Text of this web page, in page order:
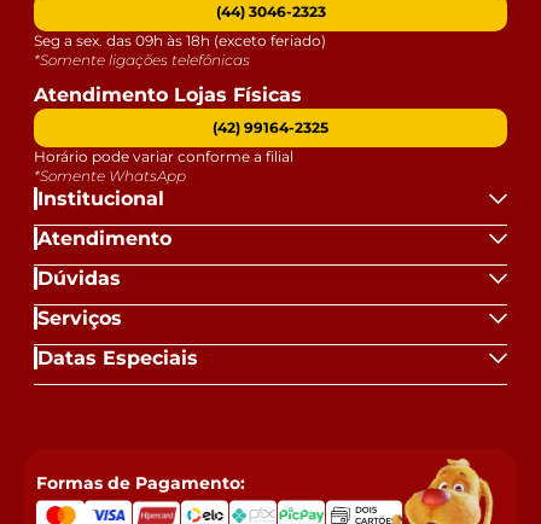
Institucional
Atendimento
Dúvidas
Serviços
Datas Especiais
(44) 3046-2323
Seg a sex. das 09h às 18h (exceto feriado)
*Somente ligações telefônicas
Atendimento Lojas Físicas
(42) 99164-2325
Horário pode variar conforme a filial
*Somente WhatsApp
Formas de Pagamento: